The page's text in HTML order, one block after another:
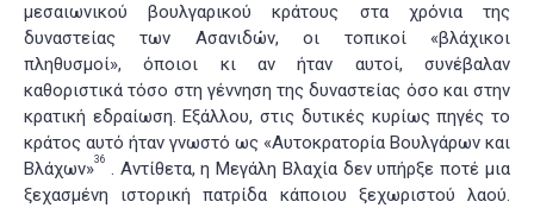
μεσαιωνικού βουλγαρικού κράτους στα χρόνια της
δυναστείας των Ασανιδών, οι τοπικοί «βλάχικοι
πληθυσμοί», όποιοι κι αν ήταν αυτοί, συνέβαλαν
καθοριστικά τόσο στη γέννηση της δυναστείας όσο και στην
κρατική εδραίωση. Εξάλλου, στις δυτικές κυρίως πηγές το
κράτος αυτό ήταν γνωστό ως «Αυτοκρατορία Βουλγάρων και
Βλάχων»36 . Αντίθετα, η Μεγάλη Βλαχία δεν υπήρξε ποτέ μια
ξεχασμένη ιστορική πατρίδα κάποιου ξεχωριστού λαού.